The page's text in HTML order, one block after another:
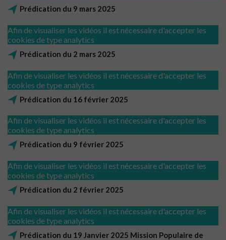
Prédication du 9 mars 2025
Afin de visualiser les vidéos il est nécessaire d'accepter les
cookies de type analytics
Prédication du 2 mars 2025
Afin de visualiser les vidéos il est nécessaire d'accepter les
cookies de type analytics
Prédication du 16 février 2025
Afin de visualiser les vidéos il est nécessaire d'accepter les
cookies de type analytics
Prédication du 9 février 2025
Afin de visualiser les vidéos il est nécessaire d'accepter les
cookies de type analytics
Prédication du 2 février 2025
Afin de visualiser les vidéos il est nécessaire d'accepter les
cookies de type analytics
Prédication du 19 Janvier 2025 Mission Populaire de